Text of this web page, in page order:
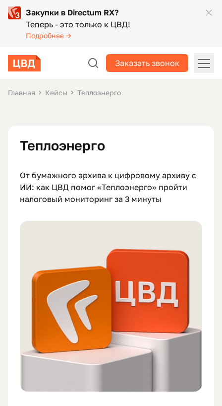
Закупки в Directum RX?
Теперь - это только к ЦВД!
Подробнее →
Заказать звонок
Главная Кейсы Теплоэнерго
Теплоэнерго
От бумажного архива к цифровому архиву с
ИИ: как ЦВД помог «Теплоэнерго» пройти
налоговый мониторинг за 3 минуты